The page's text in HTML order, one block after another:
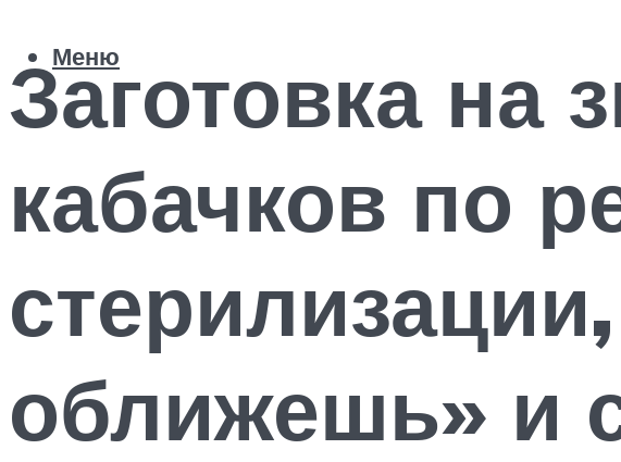
Меню
Заготовка на
кабачков по
оближешь» и